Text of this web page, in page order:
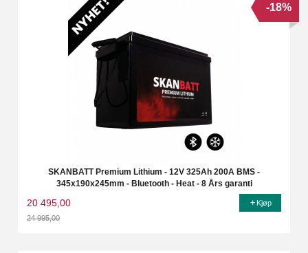
SKANBATT Premium Lithium - 12V 325Ah 200A BMS -
345x190x245mm - Bluetooth - Heat - 8 Års garanti
20 495,00
24 995,00
-18%
Kjøp